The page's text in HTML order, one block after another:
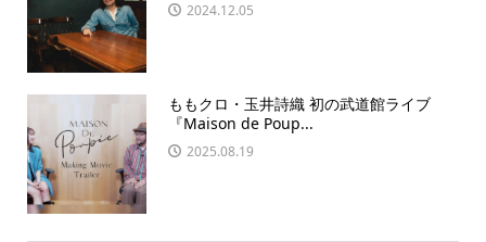
2024.12.05
ももクロ・玉井詩織 初の武道館ライブ
『Maison de Poup...
2025.08.19